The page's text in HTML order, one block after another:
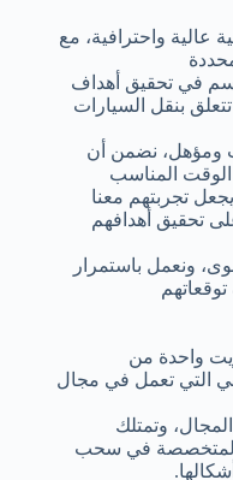
عالية واحترافية، مع
في تحقيق أهداف
بنقل السيارات
ومؤهل، نضمن أن
الوقت المناسب
تجربتهم معنا
تحقيق أهدافهم
ونعمل باستمرار
واحدة من
التي تعمل في مجال
وتمتلك
المتخصصة في سحب